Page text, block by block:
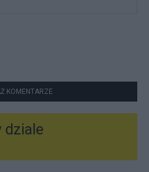
KOMENTARZE
dziale